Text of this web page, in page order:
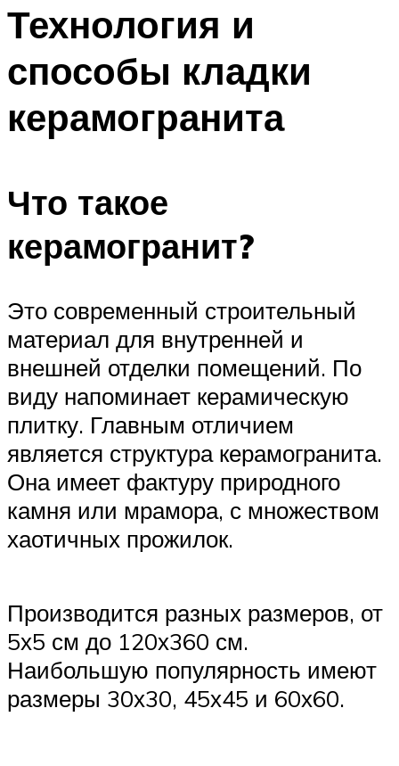
Технология и
способы кладки
керамогранита
Что такое
керамогранит?
Это современный строительный
материал для внутренней и
внешней отделки помещений. По
виду напоминает керамическую
плитку. Главным отличием
является структура керамогранита.
Она имеет фактуру природного
камня или мрамора, с множеством
хаотичных прожилок.
Производится разных размеров, от
5х5 см до 120х360 см.
Наибольшую популярность имеют
размеры 30х30, 45х45 и 60х60.